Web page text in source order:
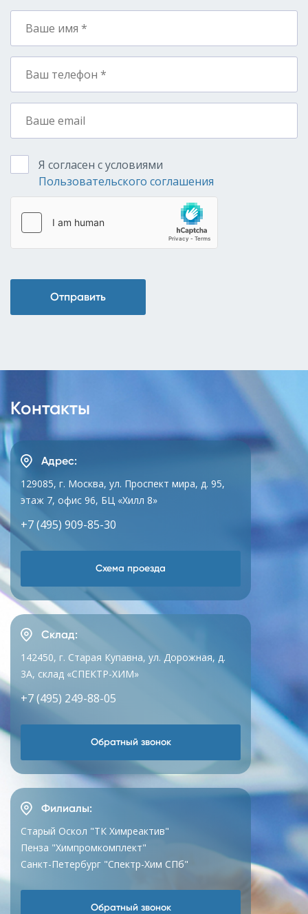
Я согласен с условиями
Пользовательского соглашения
Отправить
Контакты
Адрес:
129085, г. Москва, ул. Проспект мира, д. 95,
этаж 7, офис 96, БЦ «Хилл 8»
+7 (495) 909-85-30
Схема проезда
Склад:
142450, г. Старая Купавна, ул. Дорожная, д.
3А, склад «СПЕКТР-ХИМ»
+7 (495) 249-88-05
Обратный звонок
Филиалы:
Старый Оскол "ТК Химреактив"
Пенза "Химпромкомплект"
Санкт-Петербург "Спектр-Хим СПб"
Обратный звонок